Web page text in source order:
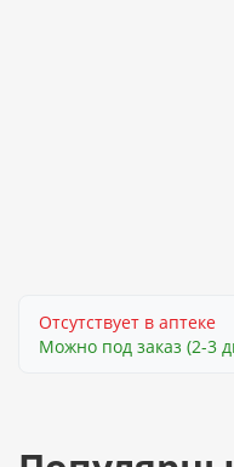
Отсутствует в аптеке
Можно под заказ (2-3